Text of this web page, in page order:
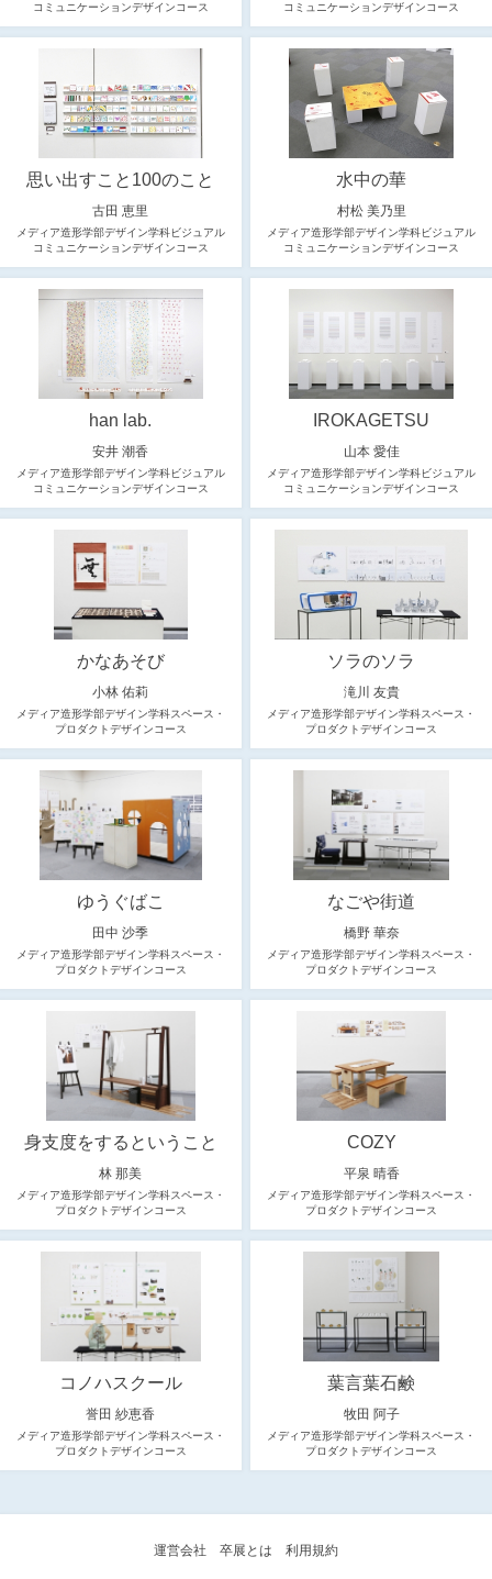
コミュニケーションデザインコース
コミュニケーションデザインコース
思い出すこと100のこと
古田 恵里
メディア造形学部デザイン学科ビジュアル
コミュニケーションデザインコース
水中の華
村松 美乃里
メディア造形学部デザイン学科ビジュアル
コミュニケーションデザインコース
han lab.
安井 潮香
メディア造形学部デザイン学科ビジュアル
コミュニケーションデザインコース
IROKAGETSU
山本 愛佳
メディア造形学部デザイン学科ビジュアル
コミュニケーションデザインコース
かなあそび
小林 佑莉
メディア造形学部デザイン学科スペース・
プロダクトデザインコース
ソラのソラ
滝川 友貴
メディア造形学部デザイン学科スペース・
プロダクトデザインコース
ゆうぐばこ
田中 沙季
メディア造形学部デザイン学科スペース・
プロダクトデザインコース
なごや街道
橋野 華奈
メディア造形学部デザイン学科スペース・
プロダクトデザインコース
身支度をするということ
林 那美
メディア造形学部デザイン学科スペース・
プロダクトデザインコース
COZY
平泉 晴香
メディア造形学部デザイン学科スペース・
プロダクトデザインコース
コノハスクール
誉田 紗恵香
メディア造形学部デザイン学科スペース・
プロダクトデザインコース
葉言葉石鹸
牧田 阿子
メディア造形学部デザイン学科スペース・
プロダクトデザインコース
運営会社 卒展とは 利用規約